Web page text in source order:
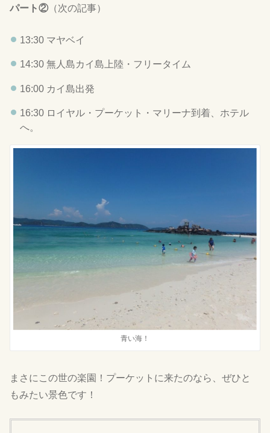
パート② （次の記事）
13:30マヤベイ
14:30 無人島カイ島上陸・フリータイム
16:00 カイ島出発
16:30 ロイヤル・プーケット・マリーナ到着、ホテル
へ。
青い海！
まさにこの世の楽園！プーケットに来たのなら、ぜひと
もみたい景色です！